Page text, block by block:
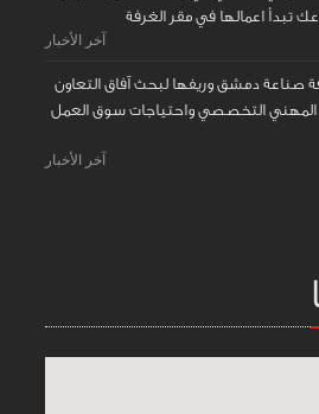
تبدأ اعمالها في مقر الغرفة
آخر الأخبار
صناعة دمشق وريفها لبحث آفاق التعاون
المهني التخصصي واحتياجات سوق العمل
آخر الأخبار